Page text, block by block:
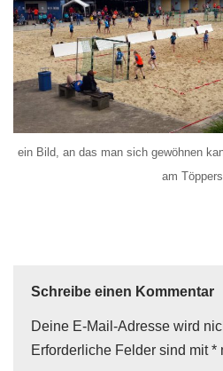
ein Bild, an das man sich gewöhnen
am
Schreibe einen Kommentar
Deine E-Mail-Adresse wird
Erforderliche Felder sind mit*